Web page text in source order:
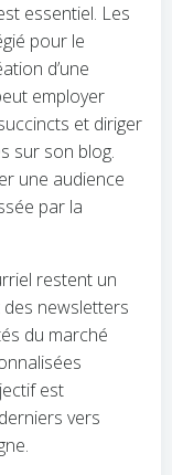
essentiel. Les
pour le
d’une
employer
et diriger
sur son blog.
une audience
par la
restent un
des newsletters
du marché
est
vers